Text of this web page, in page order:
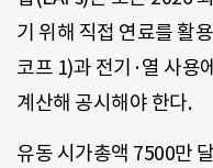
기 위해 직접 연료를 활
코프 1)과 전기·열 사용
계산해 공시해야 한다.
유동 시가총액 7500만